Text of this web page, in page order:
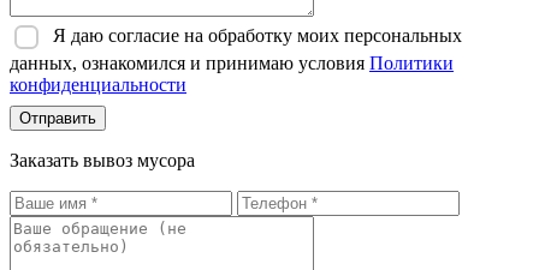
Я даю согласие на обработку моих персональных
данных, ознакомился и принимаю условия Политики
конфиденциальности
Отправить
Заказать вывоз мусора